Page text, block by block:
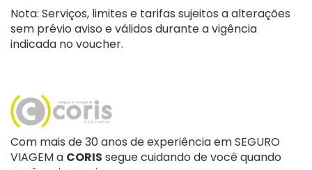
Nota: Serviços, limites e tarifas sujeitos a alterações
sem prévio aviso e válidos durante a vigência
indicada no voucher.
Com mais de 30 anos de experiência em SEGURO
VIAGEM a CORIS segue cuidando de você quando